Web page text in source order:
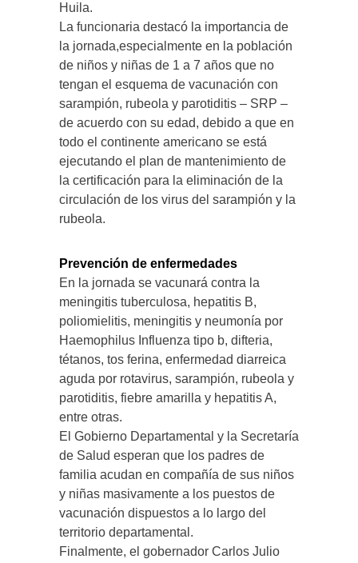
Huila.
La funcionaria destacó la importancia de
la jornada,especialmente en la población
de niños y niñas de 1 a 7 años que no
tengan el esquema de vacunación con
sarampión, rubeola y parotiditis – SRP –
de acuerdo con su edad, debido a que en
todo el continente americano se está
ejecutando el plan de mantenimiento de
la certificación para la eliminación de la
circulación de los virus del sarampión y la
rubeola.
Prevención de enfermedades
En la jornada se vacunará contra la
meningitis tuberculosa, hepatitis B,
poliomielitis, meningitis y neumonía por
Haemophilus Influenza tipo b, difteria,
tétanos, tos ferina, enfermedad diarreica
aguda por rotavirus, sarampión, rubeola y
parotiditis, fiebre amarilla y hepatitis A,
entre otras.
El Gobierno Departamental y la Secretaría
de Salud esperan que los padres de
familia acudan en compañía de sus niños
y niñas masivamente a los puestos de
vacunación dispuestos a lo largo del
territorio departamental.
Finalmente, el gobernador Carlos Julio